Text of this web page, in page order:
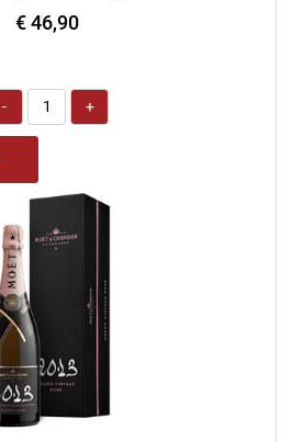
€ 46,90
Quantità